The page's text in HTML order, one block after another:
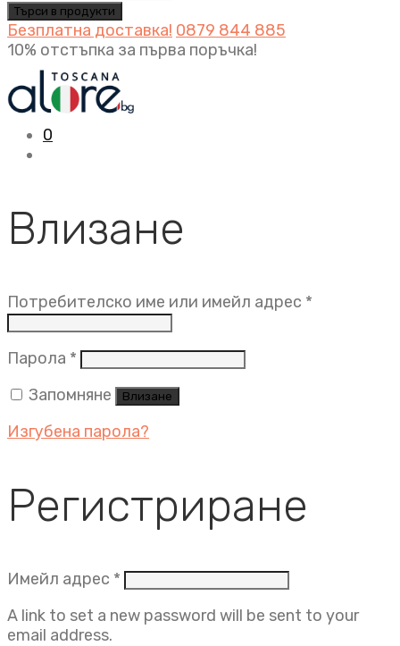
Безплатна доставка! 0879 844 885
10% отстъпка за първа поръчка!
0
Влизане
Потребителско име или имейл адрес *
Парола * Задължително
Запомняне
Влизане
Изгубена парола?
Регистриране
Имейл адрес * Задължително
A link to set a new password will be sent to your
email address.